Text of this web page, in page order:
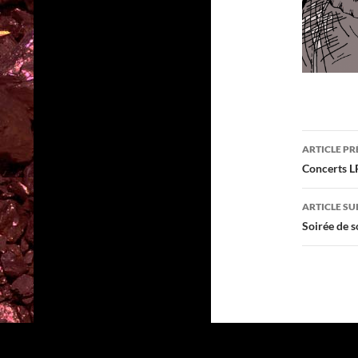
des
ARTICLE
Concerts
ARTICLE
Soirée de